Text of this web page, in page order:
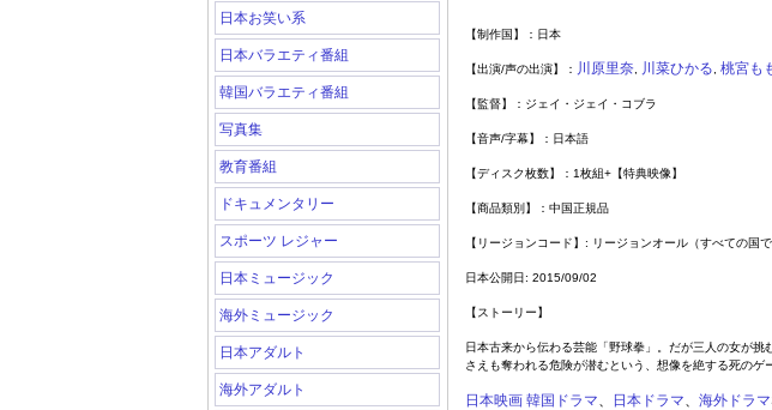
日本お笑い系
日本バラエティ番組
韓国バラエティ番組
写真集
教育番組
ドキュメンタリー
スポーツ レジャー
日本ミュージック
海外ミュージック
日本アダルト
海外アダルト
【制作国】：日本
【出演/声の出演】： 川原里奈 川菜ひかる 桃宮も
【監督】：ジェイ ・ ジェイ ・ コブラ
【音声/字幕】：日本語
【ディスク枚数】： 1枚組+ 【特典映像】
【商品類別】：中国正規品
【リージョンコード】 : リージョンオール（すべての国で
日本公開日: 2015/09/02
【ストーリー】
日本古来から伝わる芸能「野球拳」。だが三人の女が
さえも奪われる危険が潜むという、想像を絶する死のゲ
日本映画 韓国ドラマ、 日本ドラマ、 海外ドラマ